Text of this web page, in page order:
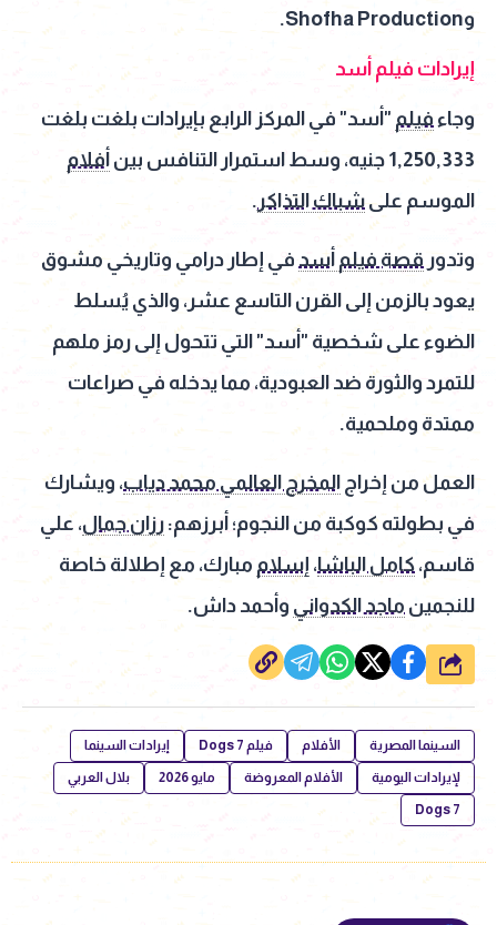
وShofha Production.
إيرادات فيلم أسد
وجاء فيلم "أسد" في المركز الرابع بإيرادات بلغت بلغت
1,250,333 جنيه، وسط استمرار التنافس بين
أفلام
الموسم على شباك التذاكر .
وتدور قصة فيلم أسد في إطار درامي وتاريخي مشوق
يعود بالزمن إلى القرن التاسع عشر، والذي يُسلط
الضوء على شخصية "أسد" التي تتحول إلى رمز ملهم
للتمرد والثورة ضد العبودية، مما يدخله في صراعات
ممتدة وملحمية.
العمل من إخراج المخرج العالمي محمد دياب، ويشارك
في بطولته كوكبة من النجوم؛ أبرزهم: رزان جمال، علي
قاسم، كامل الباشا، إسلام مبارك، مع إطلالة خاصة
للنجمين ماجد الكدواني وأحمد داش.
شارك
السينما المصرية الأفلام فيلم 7 Dogs إيرادات السينما
لإيرادات اليومية الأفلام المعروضة مايو 2026 بلال العربي
7 Dogs